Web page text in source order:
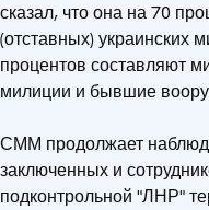
сказал, что она на 70
(отставных) украинских
процентов составляют
милиции и бывшие
СММ продолжает
заключенных и
подконтрольной "ЛНР"